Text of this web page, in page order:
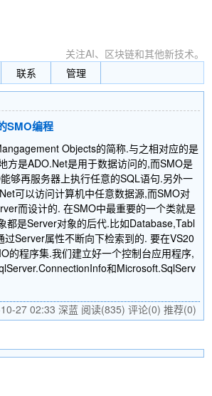
关注AI、区块链和其他新技术。
联系 管理
SMO编程
Objects的简称.与之相对应的是
方是ADO.Net是用于数据访问的,而SMO是
够再服务器上执行任意的SQL语句.另外一
可以访问计算机中任意数据源,而SMO对
而设计的. 在SMO中最重要的一个类就是
都是Server对象的后代.比如Database,Tabl
过Server属性不断向下检索到的. 要在VS20
的程序集.我们建立好一个控制台应用程序,
和Microsoft.SqlServ
27 02:33 深蓝 阅读(835) 评论(0) 推荐(0)